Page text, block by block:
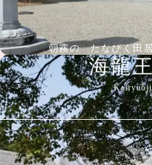
朝霧の たなびく田
海龍
Kairyuoji